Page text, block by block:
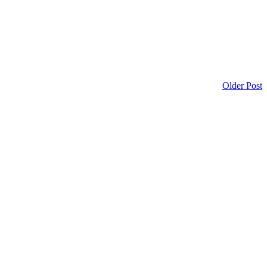
Older Post